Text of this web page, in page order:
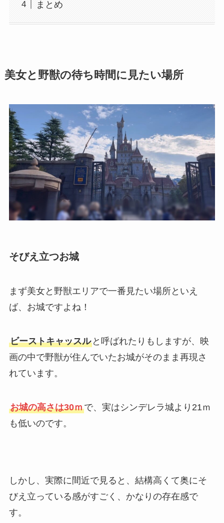
まとめ
美女と野獣の待ち時間に見たい場所
そびえ立つお城
まず美女と野獣エリアで一番見たい場所といえ
ば、お城ですよね！
ビーストキャッスルと呼ばれたりもしますが、映
画の中で野獣が住んでいたお城がそのまま再現さ
れています。
お城の高さは30ｍで、実はシンデレラ城より21ｍ
も低いのです。
しかし、実際に間近で見ると、結構高くて奥にそ
びえ立っている感がすごく、かなりの存在感で
す。